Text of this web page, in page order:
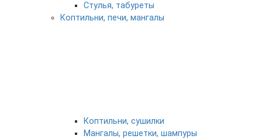
Стулья, табуреты
Коптильни, печи, мангалы
Коптильни, сушилки
Мангалы, решетки, шампуры